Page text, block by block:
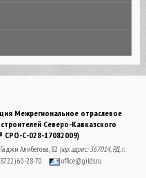
Межрегиональное отраслевое
Северо-Кавказского
СРО-С-028-17082009)
Алибегова, 82 (юр. адрес: 367014, РД, г.
60-28-70 office@gilds.ru